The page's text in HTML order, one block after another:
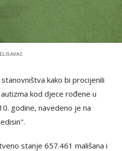
kako bi procijenili
kod djece rođene u
godine, navedeno je na
stanje 657.461 mališana i